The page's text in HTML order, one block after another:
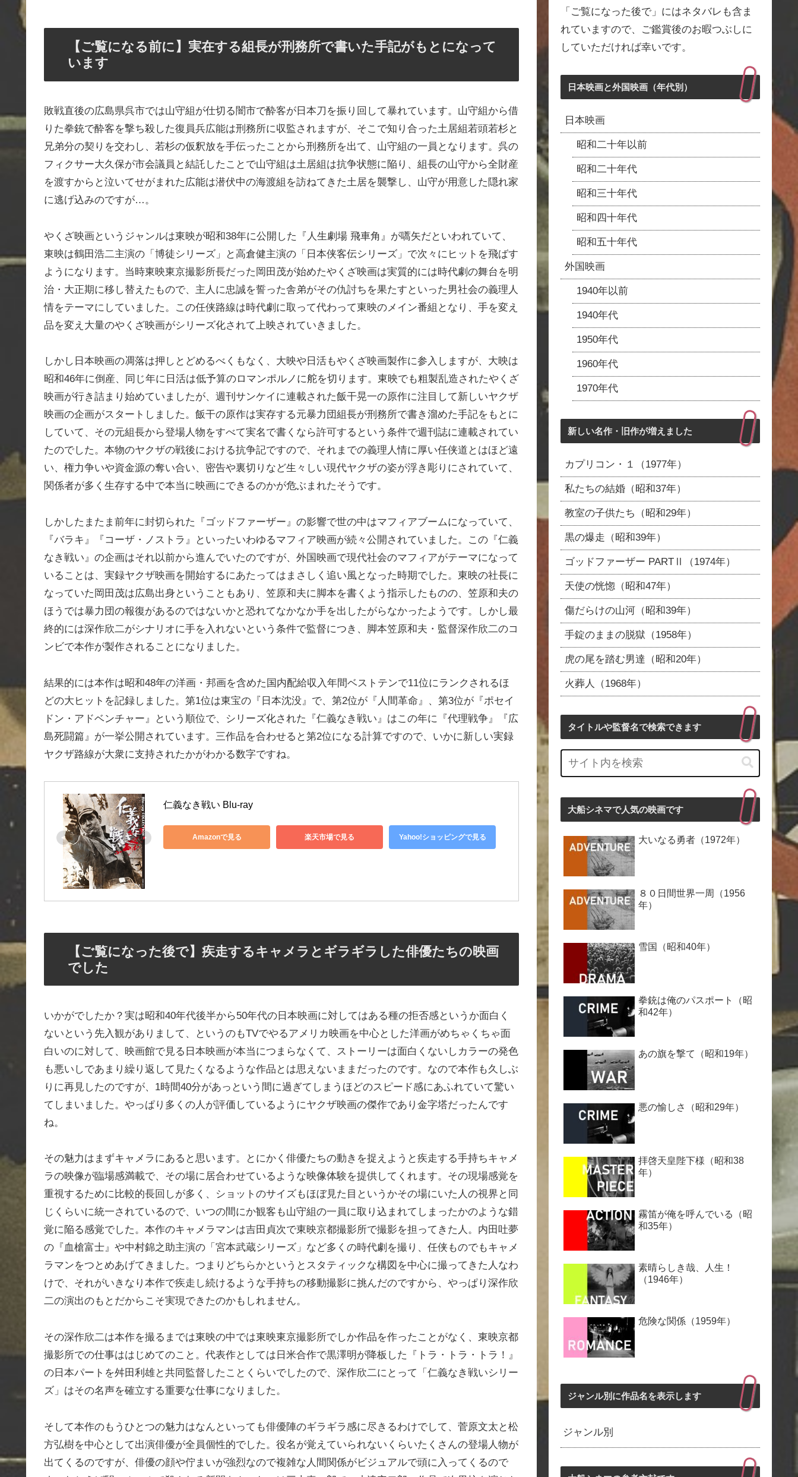
【ご覧になる前に】実在する組長が刑務所で書いた手記がもとになって
います
敗戦直後の広島県呉市では山守組が仕切る闇市で酔客が日本刀を振り回して暴れています。山守組から借
りた拳銃で酔客を撃ち殺した復員兵広能は刑務所に収監されますが、そこで知り合った土居組若頭若杉と
兄弟分の契りを交わし、若杉の仮釈放を手伝ったことから刑務所を出て、山守組の一員となります。呉の
フィクサー大久保が市会議員と結託したことで山守組は土居組は抗争状態に陥り、組長の山守から全財産
を渡すからと泣いてせがまれた広能は潜伏中の海渡組を訪ねてきた土居を襲撃し、山守が用意した隠れ家
に逃げ込みのですが…。
やくざ映画というジャンルは東映が昭和38年に公開した『人生劇場 飛車角』が嚆矢だといわれていて、
東映は鶴田浩二主演の「博徒シリーズ」と高倉健主演の「日本侠客伝シリーズ」で次々にヒットを飛ばす
ようになります。当時東映東京撮影所長だった岡田茂が始めたやくざ映画は実質的には時代劇の舞台を明
治・大正期に移し替えたもので、主人に忠誠を誓った舎弟がその仇討ちを果たすといった男社会の義理人
情をテーマにしていました。この任侠路線は時代劇に取って代わって東映のメイン番組となり、手を変え
品を変え大量のやくざ映画がシリーズ化されて上映されていきました。
しかし日本映画の凋落は押しとどめるべくもなく、大映や日活もやくざ映画製作に参入しますが、大映は
昭和46年に倒産、同じ年に日活は低予算のロマンポルノに舵を切ります。東映でも粗製乱造されたやくざ
映画が行き詰まり始めていましたが、週刊サンケイに連載された飯干晃一の原作に注目して新しいヤクザ
映画の企画がスタートしました。飯干の原作は実存する元暴力団組長が刑務所で書き溜めた手記をもとに
していて、その元組長から登場人物をすべて実名で書くなら許可するという条件で週刊誌に連載されてい
たのでした。本物のヤクザの戦後における抗争記ですので、それまでの義理人情に厚い任侠道とはほど遠
い、権力争いや資金源の奪い合い、密告や裏切りなど生々しい現代ヤクザの姿が浮き彫りにされていて、
関係者が多く生存する中で本当に映画にできるのかが危ぶまれたそうです。
しかしたまたま前年に封切られた『ゴッドファーザー』の影響で世の中はマフィアブームになっていて、
『バラキ』『コーザ・ノストラ』といったいわゆるマフィア映画が続々公開されていました。この『仁義
なき戦い』の企画はそれ以前から進んでいたのですが、外国映画で現代社会のマフィアがテーマになって
いることは、実録ヤクザ映画を開始するにあたってはまさしく追い風となった時期でした。東映の社長に
なっていた岡田茂は広島出身ということもあり、笠原和夫に脚本を書くよう指示したものの、笠原和夫の
ほうでは暴力団の報復があるのではないかと恐れてなかなか手を出したがらなかったようです。しかし最
終的には深作欣二がシナリオに手を入れないという条件で監督につき、脚本笠原和夫・監督深作欣二のコ
ンビで本作が製作されることになりました。
結果的には本作は昭和48年の洋画・邦画を含めた国内配給収入年間ベストテンで11位にランクされるほ
どの大ヒットを記録しました。第1位は東宝の『日本沈没』で、第2位が『人間革命』、第3位が『ポセイ
ドン・アドベンチャー』という順位で、シリーズ化された『仁義なき戦い』はこの年に『代理戦争』『広
島死闘篇』が一挙公開されています。三作品を合わせると第2位になる計算ですので、いかに新しい実録
ヤクザ路線が大衆に支持されたかがわかる数字ですね。
仁義なき戦い Blu-ray
Amazonで見る 楽天市場で見る Yahoo!ショッピングで見る
【ご覧になった後で】疾走するキャメラとギラギラした俳優たちの映画
でした
いかがでしたか？実は昭和40年代後半から50年代の日本映画に対してはある種の拒否感というか面白く
ないという先入観がありまして、というのもTVでやるアメリカ映画を中心とした洋画がめちゃくちゃ面
白いのに対して、映画館で見る日本映画が本当につまらなくて、ストーリーは面白くないしカラーの発色
も悪いしであまり繰り返して見たくなるような作品とは思えないままだったのです。なので本作も久しぶ
りに再見したのですが、1時間40分があっという間に過ぎてしまうほどのスピード感にあふれていて驚い
てしまいました。やっぱり多くの人が評価しているようにヤクザ映画の傑作であり金字塔だったんです
ね。
その魅力はまずキャメラにあると思います。とにかく俳優たちの動きを捉えようと疾走する手持ちキャメ
ラの映像が臨場感満載で、その場に居合わせているような映像体験を提供してくれます。その現場感覚を
重視するために比較的長回しが多く、ショットのサイズもほぼ見た目というかその場にいた人の視界と同
じくらいに統一されているので、いつの間にか観客も山守組の一員に取り込まれてしまったかのような錯
覚に陥る感覚でした。本作のキャメラマンは吉田貞次で東映京都撮影所で撮影を担ってきた人。内田吐夢
の『血槍富士』や中村錦之助主演の「宮本武蔵シリーズ」など多くの時代劇を撮り、任侠ものでもキャメ
ラマンをつとめあげてきました。つまりどちらかというとスタティックな構図を中心に撮ってきた人なわ
けで、それがいきなり本作で疾走し続けるような手持ちの移動撮影に挑んだのですから、やっぱり深作欣
二の演出のもとだからこそ実現できたのかもしれません。
その深作欣二は本作を撮るまでは東映の中では東映東京撮影所でしか作品を作ったことがなく、東映京都
撮影所での仕事ははじめてのこと。代表作としては日米合作で黒澤明が降板した『トラ・トラ・トラ！』
の日本パートを舛田利雄と共同監督したことくらいでしたので、深作欣二にとって「仁義なき戦いシリー
ズ」はその名声を確立する重要な仕事になりました。
そして本作のもうひとつの魅力はなんといっても俳優陣のギラギラ感に尽きるわけでして、菅原文太と松
方弘樹を中心として出演俳優が全員個性的でした。役名が覚えていられないくらいたくさんの登場人物が
出てくるのですが、俳優の顔や佇まいが強烈なので複雑な人間関係がビジュアルで頭に入ってくるので
「ご覧になった後で」にはネタバレも含ま
れていますので、ご鑑賞後のお暇つぶしに
していただければ幸いです。
日本映画と外国映画（年代別）
日本映画
昭和二十年以前
昭和二十年代
昭和三十年代
昭和四十年代
昭和五十年代
外国映画
1940年以前
1940年代
1950年代
1960年代
1970年代
新しい名作・旧作が増えました
カプリコン・１（1977年）
私たちの結婚（昭和37年）
教室の子供たち（昭和29年）
黒の爆走（昭和39年）
ゴッドファーザー PARTⅡ（1974年）
天使の恍惚（昭和47年）
傷だらけの山河（昭和39年）
手錠のままの脱獄（1958年）
虎の尾を踏む男達（昭和20年）
火葬人（1968年）
タイトルや監督名で検索できます
大船シネマで人気の映画です
大いなる勇者（1972年）
８０日間世界一周（1956
年）
雪国（昭和40年）
拳銃は俺のパスポート（昭
和42年）
あの旗を撃て（昭和19年）
悪の愉しさ（昭和29年）
拝啓天皇陛下様（昭和38
年）
霧笛が俺を呼んでいる（昭
和35年）
素晴らしき哉、人生！
（1946年）
危険な関係（1959年）
ジャンル別に作品名を表示します
ジャンル別